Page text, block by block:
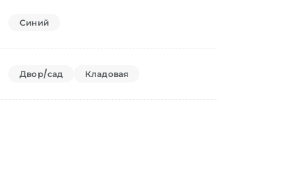
Синий
Двор/сад Кладовая